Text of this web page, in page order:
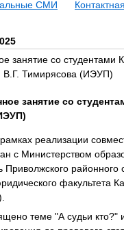
СМИ
Контактная
занятие со студентами
В.Г. Тимирясова (ИЭУП)
занятие со
реализации
с Министерством
Приволжского
факультета
теме "А судьи кто?"